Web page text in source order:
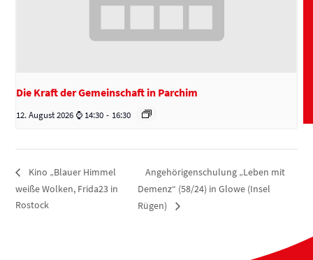
Die Kraft der Gemeinschaft in Parchim
12. August 2026 ⌚ 14:30 - 16:30
Kino „Blauer Himmel
weiße Wolken, Frida23 in
Rostock
Angehörigenschulung „Leben mit
Demenz“ (58/24) in Glowe (Insel
Rügen)